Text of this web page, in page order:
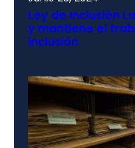
Ley de Inclusión
y mantiene el
inclusión